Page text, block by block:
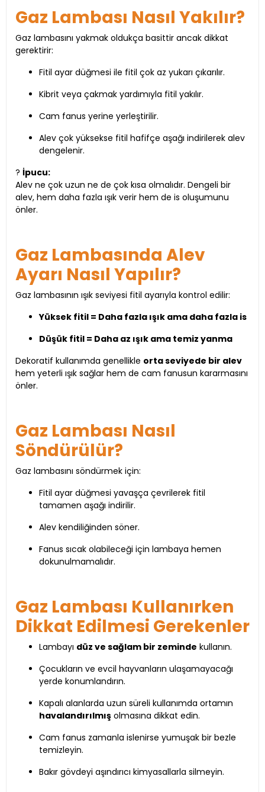
Gaz Lambası Nasıl Yakılır?
Gaz lambasını yakmak oldukça basittir ancak dikkat
gerektirir:
Fitil ayar düğmesi ile fitil çok az yukarı çıkarılır.
Kibrit veya çakmak yardımıyla fitil yakılır.
Cam fanus yerine yerleştirilir.
Alev çok yüksekse fitil hafifçe aşağı indirilerek alev
dengelenir.
? İpucu:
Alev ne çok uzun ne de çok kısa olmalıdır. Dengeli bir
alev, hem daha fazla ışık verir hem de is oluşumunu
önler.
Gaz Lambasında Alev
Ayarı Nasıl Yapılır?
Gaz lambasının ışık seviyesi fitil ayarıyla kontrol edilir:
Yüksek fitil = Daha fazla ışık ama daha fazla is
Düşük fitil = Daha az ışık ama temiz yanma
Dekoratif kullanımda genellikle orta seviyede bir alev
hem yeterli ışık sağlar hem de cam fanusun kararmasını
önler.
Gaz Lambası Nasıl
Söndürülür?
Gaz lambasını söndürmek için:
Fitil ayar düğmesi yavaşça çevrilerek fitil
tamamen aşağı indirilir.
Alev kendiliğinden söner.
Fanus sıcak olabileceği için lambaya hemen
dokunulmamalıdır.
Gaz Lambası Kullanırken
Dikkat Edilmesi Gerekenler
Lambayı düz ve sağlam bir zeminde kullanın.
Çocukların ve evcil hayvanların ulaşamayacağı
yerde konumlandırın.
Kapalı alanlarda uzun süreli kullanımda ortamın
havalandırılmış olmasına dikkat edin.
Cam fanus zamanla islenirse yumuşak bir bezle
temizleyin.
Bakır gövdeyi aşındırıcı kimyasallarla silmeyin.